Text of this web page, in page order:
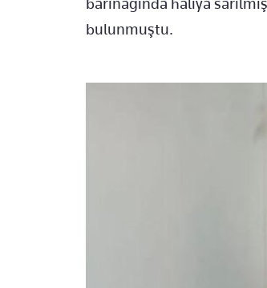
barınağında halıya
bulunmuştu.